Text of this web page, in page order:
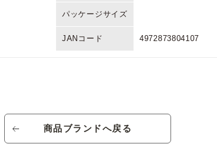
パッケージサイズ
JANコード 4972873804107
規格
商品ブランドへ戻る